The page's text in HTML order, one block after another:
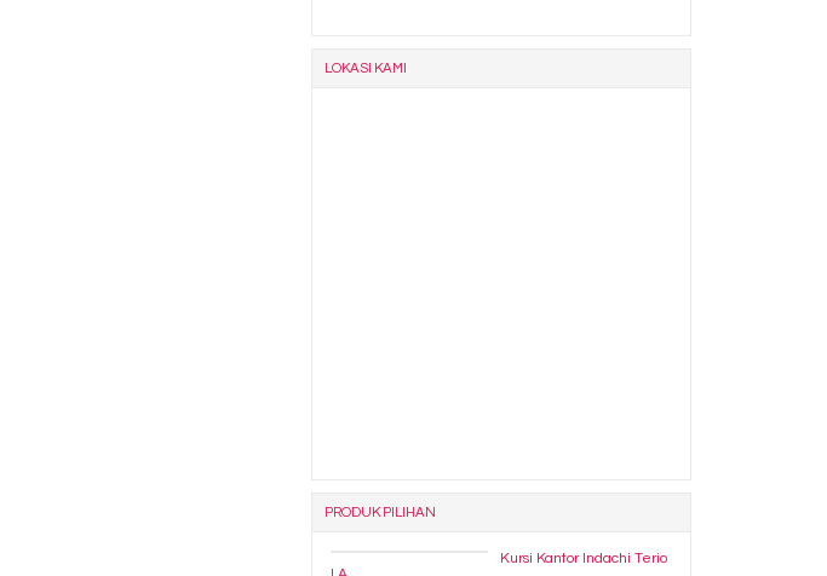
LOKASI KAMI
PRODUK PILIHAN
Kursi Kantor Indachi Terio